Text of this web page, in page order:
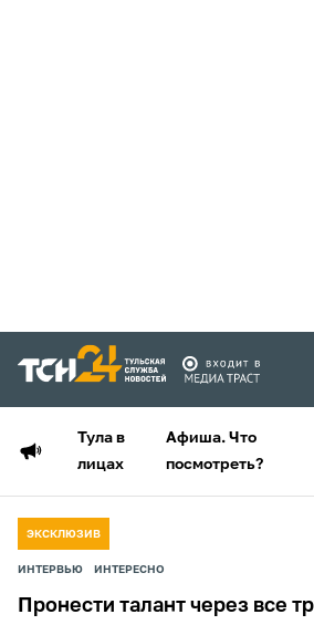
Тула в
лицах
Афиша. Что
посмотреть?
ЭКСКЛЮЗИВ
ИНТЕРВЬЮ ИНТЕРЕСНО
Пронести талант через все